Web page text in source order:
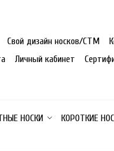
Свой дизайн носков/СТМ
Личный кабинет
НОСКИ КОРОТКИЕ